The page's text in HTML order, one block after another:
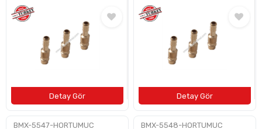
BMX-5547-HORTUMUC BMX-5548-HORTUMUC